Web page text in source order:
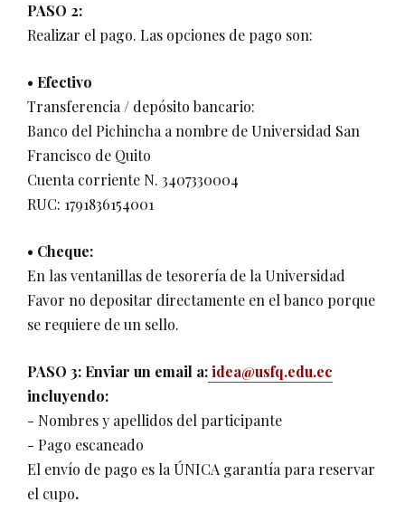
PASO 2:
Realizar el pago. Las opciones de pago son:
• Efectivo
Transferencia / depósito bancario:
Banco del Pichincha a nombre de Universidad San
Francisco de Quito
Cuenta corriente N. 3407330004
RUC: 1791836154001
• Cheque:
En las ventanillas de tesorería de la Universidad
Favor no depositar directamente en el banco porque
se requiere de un sello.
PASO 3: Enviar un email a:idea@usfq.edu.ec
incluyendo:
- Nombres y apellidos del participante
- Pago escaneado
El envío de pago es la ÚNICA garantía para reservar
el cupo.